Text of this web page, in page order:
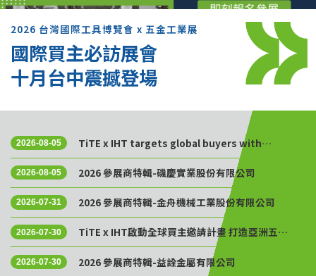
2026 台灣國際工具博覽會 x 五金工業展
國際買主必訪展會
十月台中震撼登場
2026-08-05
TiTE x IHT targets global buyers with
Golden Sourcing Week
2026-08-05 2026 參展商特輯-磯慶實業股份有限公司
2026-07-31 2026 參展商特輯-金舟機械工業股份有限公司
2026-07-30
TiTE x IHT啟動全球買主邀請計畫 打造亞洲五金
供應鏈採購平台
2026-07-30 2026 參展商特輯-益詮金屬有限公司